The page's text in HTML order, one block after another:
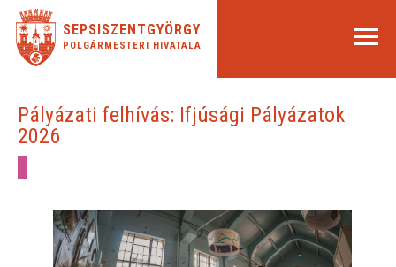
SEPSISZENTGYÖRGY
POLGÁRMESTERI HIVATALA
Pályázati felhívás: Ifjúsági Pályázatok
2026